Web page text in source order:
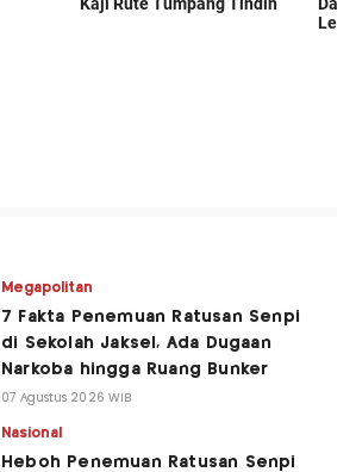
Megapolitan
7 Fakta Penemuan Ratusan Senpi
di Sekolah Jaksel, Ada Dugaan
Narkoba hingga Ruang Bunker
07 Agustus 2026 WIB
Nasional
Heboh Penemuan Ratusan Senpi